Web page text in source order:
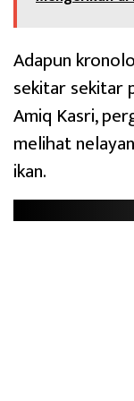
Adapun
sekitar sekitar
Amiq Kasri,
melihat
ikan.